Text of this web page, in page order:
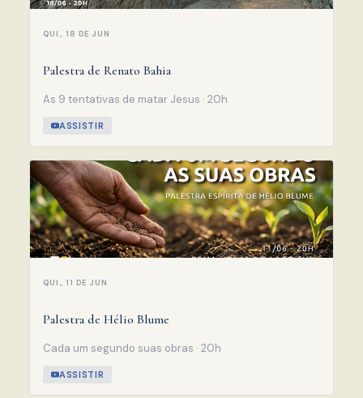
QUI., 18 DE JUN
Palestra de Renato Bahia
As 9 tentativas de matar Jesus · 20h
ASSISTIR
QUI., 11 DE JUN
Palestra de Hélio Blume
Cada um segundo suas obras · 20h
ASSISTIR